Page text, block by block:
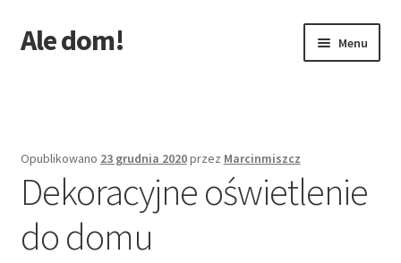
Przejdź
do
Przejdź
do
Ale dom! Menu
Opublikowano 23 grudnia 2020przez Marcinmiszcz
Dekoracyjne oświetlenie
do domu